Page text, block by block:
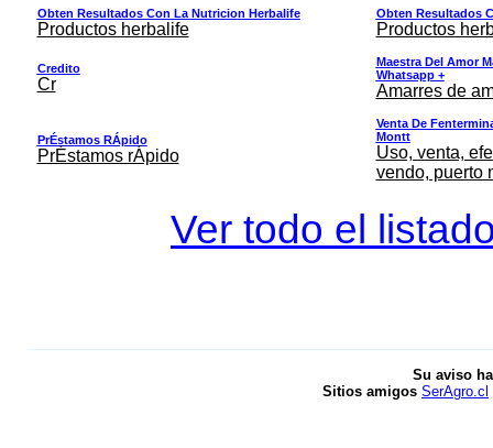
Obten Resultados Con La Nutricion Herbalife
Productos herbalife
Obten Resultados
Productos
Credito
Cr
Maestra Del Amor
Whatsapp +
Amarres de
PrÉstamos RÁpido
PrÉstamos rÁpido
Venta De
Montt
Uso, venta,
vendo, puerto
Ver todo el
Su aviso
Sitios amigos SerAgro.cl